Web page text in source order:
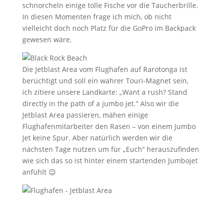
schnorcheln einige tolle Fische vor die Taucherbrille.
In diesen Momenten frage ich mich, ob nicht
vielleicht doch noch Platz für die GoPro im Backpack
gewesen wäre.
Die Jetblast Area vom Flughafen auf Rarotonga ist
berüchtigt und soll ein wahrer Touri-Magnet sein,
ich zitiere unsere Landkarte: „Want a rush? Stand
directly in the path of a jumbo jet.“ Also wir die
Jetblast Area passieren, mähen einige
Flughafenmitarbeiter den Rasen – von einem Jumbo
Jet keine Spur. Aber natürlich werden wir die
nächsten Tage nutzen um für „Euch“ herauszufinden
wie sich das so ist hinter einem startenden Jumbojet
anfühlt 😉